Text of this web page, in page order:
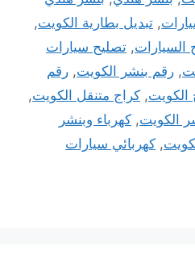
, تبديل بطارية الكويت,
السيارات, تصليح سيارات
, رقم بنشر الكويت, رقم
الكويت, كراج متنقل الكويت,
الكويت, كهرباء وبنشر
, كهربائي سيارات